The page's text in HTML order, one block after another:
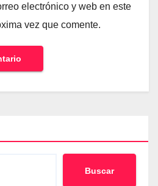
electrónico y web en este
vez que comente.
Buscar